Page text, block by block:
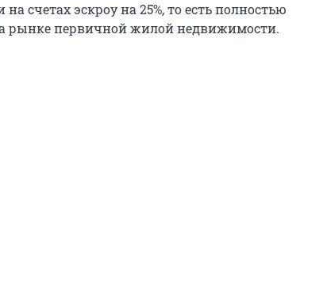
счетах эскроу на 25%, то есть полностью
рынке первичной жилой недвижимости.